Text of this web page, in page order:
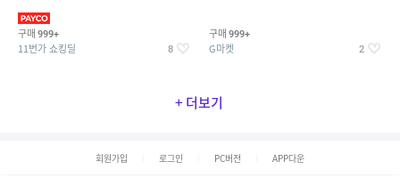
구매 999+
11번가 쇼킹딜 8
구매 999+
G마켓 2
+ 더보기
회원가입 로그인 PC버전 APP다운